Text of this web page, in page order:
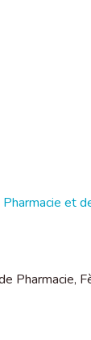
et
Pharmacie,